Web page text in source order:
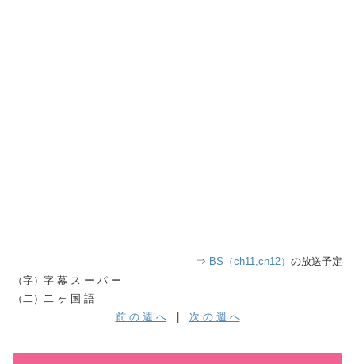
⇒ BS（ch11,ch12） の放送予定
（字）字 幕 ス ー パ ー
（二）二 ヶ 国 語
前 の 週 へ| 次 の 週 へ